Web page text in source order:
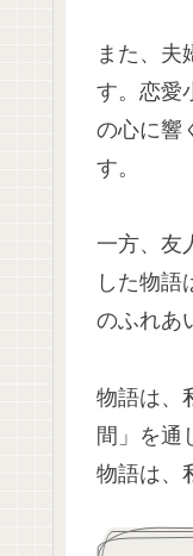
また、夫
す。恋愛
の心に響
す。
一方、友
した物語
のふれあ
物語は、
間」を通
物語は、